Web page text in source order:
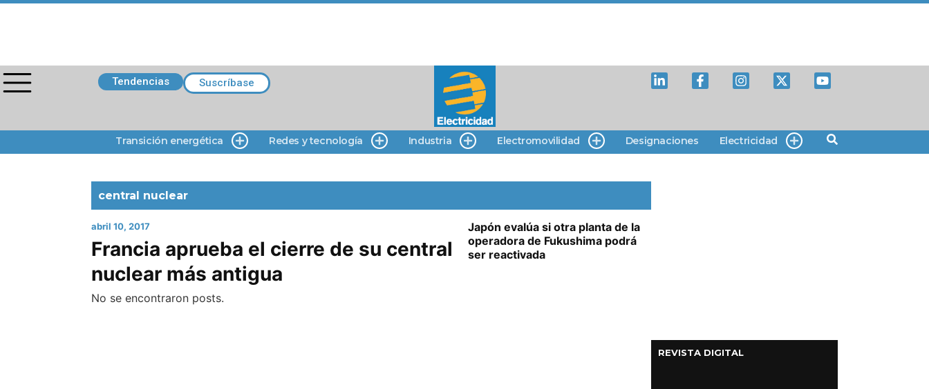
Tendencias Suscríbase
Transición energética Redes y tecnología Industria Electromovilidad Designaciones Electricidad
central nuclear
abril 10, 2017
Francia aprueba el cierre de su central
nuclear más antigua
Japón evalúa si otra planta de la
operadora de Fukushima podrá
ser reactivada
No se encontraron posts.
REVISTA DIGITAL